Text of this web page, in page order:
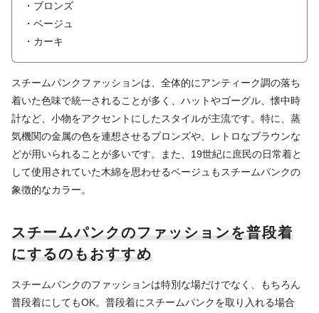
・ブロンズ
・ベージュ
・カーキ
スチームパンクファッションは、全体的にアンティーク調の落ち
着いた色味で統一されることが多く、ハットやゴーグル、懐中時
計など、小物をアクセントにしたスタイルが主流です。特に、蒸
気機関の金属の色を連想させるブロンズや、レトロなブラウンな
どが用いられることが多いです。また、19世紀に庶民の日常着と
して使用されていた木綿を思わせるベージュもスチームパンクの
象徴的なカラー。
スチームパンクのファッションを普段着
にするのもおすすめ
スチームパンクのファッションは特別な場だけでなく、もちろん
普段着にしてもOK。普段着にスチームパンクを取り入れる場合